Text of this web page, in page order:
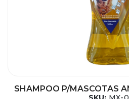
SHAMPOO P/MASCOTAS